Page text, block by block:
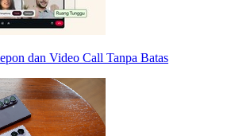
dan Video Call Tanpa Batas